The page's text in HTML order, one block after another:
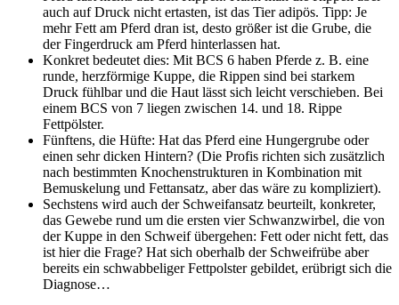
auch auf Druck nicht ertasten, ist das Tier adipös. Tipp: Je
mehr Fett am Pferd dran ist, desto größer ist die Grube, die
der Fingerdruck am Pferd hinterlassen hat.
Konkret bedeutet dies: Mit BCS 6 haben Pferde z. B. eine
runde, herzförmige Kuppe, die Rippen sind bei starkem
Druck fühlbar und die Haut lässt sich leicht verschieben. Bei
einem BCS von 7 liegen zwischen 14. und 18. Rippe
Fettpölster.
Fünftens, die Hüfte: Hat das Pferd eine Hungergrube oder
einen sehr dicken Hintern? (Die Profis richten sich zusätzlich
nach bestimmten Knochenstrukturen in Kombination mit
Bemuskelung und Fettansatz, aber das wäre zu kompliziert).
Sechstens wird auch der Schweifansatz beurteilt, konkreter,
das Gewebe rund um die ersten vier Schwanzwirbel, die von
der Kuppe in den Schweif übergehen: Fett oder nicht fett, das
ist hier die Frage? Hat sich oberhalb der Schweifrübe aber
bereits ein schwabbeliger Fettpolster gebildet, erübrigt sich die
Diagnose…